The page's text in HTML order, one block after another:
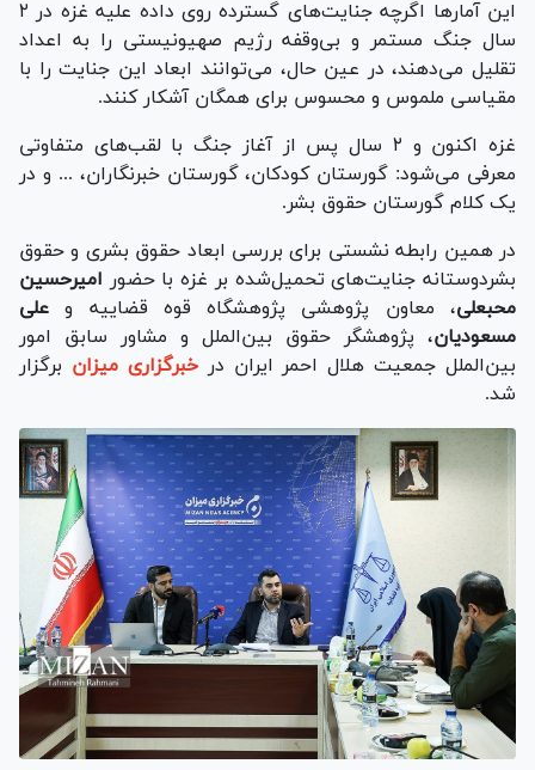
این آمار‌ها اگرچه جنایت‌های گسترده روی داده علیه غزه در ۲
سال جنگ مستمر و بی‌وقفه رژیم صهیونیستی را به اعداد
تقلیل می‌دهند، در عین حال، می‌توانند ابعاد این جنایت را با
مقیاسی ملموس و محسوس برای همگان آشکار کنند.
غزه اکنون و ۲ سال پس از آغاز جنگ با لقب‌های متفاوتی
معرفی می‌شود: گورستان کودکان، گورستان خبرنگاران، ... و در
یک کلام گورستان حقوق بشر.
در همین رابطه نشستی برای بررسی ابعاد حقوق بشری و حقوق
بشردوستانه جنایت‌های تحمیل‌شده بر غزه با حضور امیرحسین
محبعلی، معاون پژوهشی پژوهشگاه قوه قضاییه و علی
مسعودیان، پژوهشگر حقوق بین‌الملل و مشاور سابق امور
بین‌الملل جمعیت هلال احمر ایران درخبرگزاری میزان برگزار
شد.